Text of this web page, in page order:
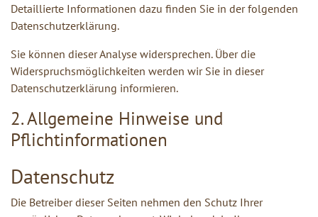
Detaillierte Informationen dazu finden Sie in der folgenden
Datenschutzerklärung.
Sie können dieser Analyse widersprechen. Über die
Widerspruchsmöglichkeiten werden wir Sie in dieser
Datenschutzerklärung informieren.
2. Allgemeine Hinweise und
Pflichtinformationen
Datenschutz
Die Betreiber dieser Seiten nehmen den Schutz Ihrer